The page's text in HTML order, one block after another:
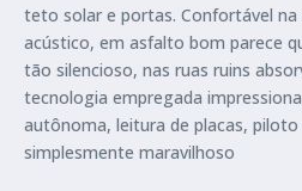
teto solar e portas. Confortável
acústico, em asfalto bom parece
tão silencioso, nas ruas ruins
tecnologia empregada
autônoma, leitura de placas,
simplesmente maravilhoso